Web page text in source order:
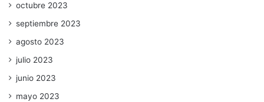
octubre 2023
septiembre 2023
agosto 2023
julio 2023
junio 2023
mayo 2023